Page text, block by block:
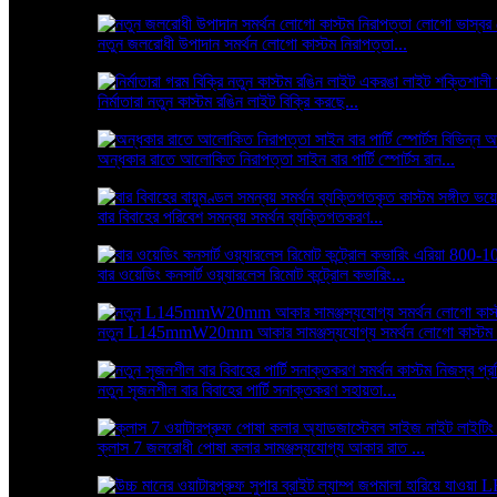
নতুন জলরোধী উপাদান সমর্থন লোগো কাস্টম নিরাপত্তা...
নির্মাতারা নতুন কাস্টম রঙিন লাইট বিক্রি করছে...
অন্ধকার রাতে আলোকিত নিরাপত্তা সাইন বার পার্টি স্পোর্টস রান...
বার বিবাহের পরিবেশ সমন্বয় সমর্থন ব্যক্তিগতকরণ...
বার ওয়েডিং কনসার্ট ওয়্যারলেস রিমোট কন্ট্রোল কভারিং...
নতুন L145mmW20mm আকার সামঞ্জস্যযোগ্য সমর্থন লোগো
নতুন সৃজনশীল বার বিবাহের পার্টি সনাক্তকরণ সহায়তা...
ক্লাস 7 জলরোধী পোষা কলার সামঞ্জস্যযোগ্য আকার রাত ...